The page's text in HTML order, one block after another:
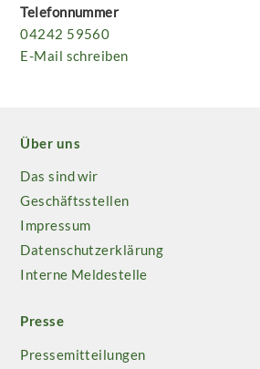
Telefonnummer
04242 59560
E-Mail schreiben
Über uns
Das sind wir
Geschäftsstellen
Impressum
Datenschutzerklärung
Interne Meldestelle
Presse
Pressemitteilungen